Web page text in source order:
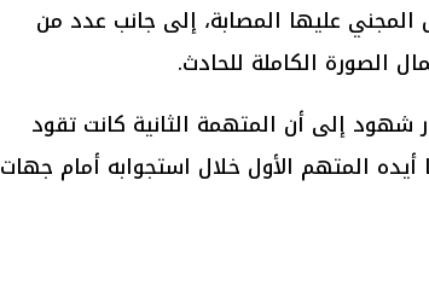
عليها المصابة، إلى جانب عدد من
الصورة الكاملة للحادث.
إلى أن المتهمة الثانية كانت تقود
المتهم الأول خلال استجوابه أمام جهات